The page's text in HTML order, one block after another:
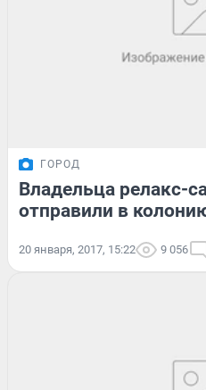
ГОРОД
Владельца релакс-
отправили в
20 января, 2017, 15:22 9 056